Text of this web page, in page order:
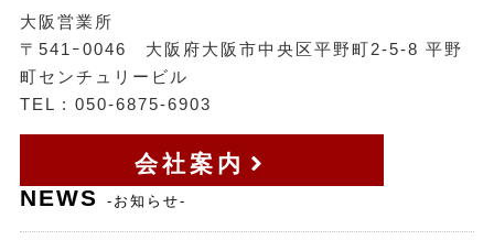
大阪営業所
〒541ｰ0046 大阪府大阪市中央区平野町2-5-8 平野
町センチュリービル
TEL : 050-6875-6903
会社案内
NEWS
-お知らせ-